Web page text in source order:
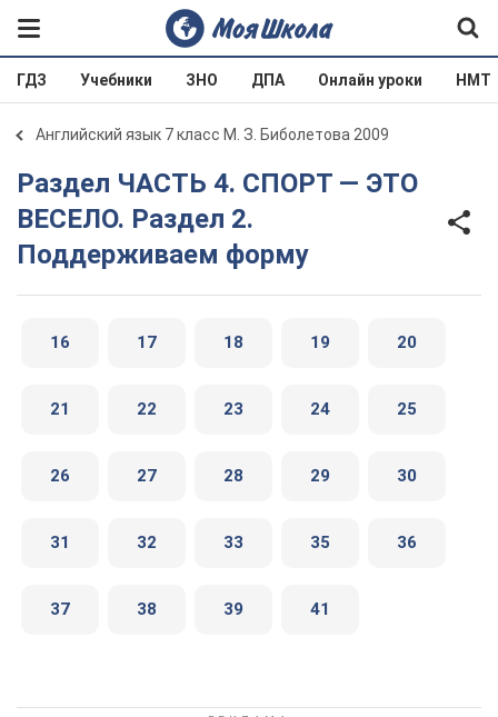
ГДЗ Учебники ЗНО ДПА Онлайн уроки НМТ
Английский язык 7 класс М. З. Биболетова 2009
Раздел ЧАСТЬ 4. СПОРТ — ЭТО
ВЕСЕЛО. Раздел 2.
Поддерживаем форму
16 17 18 19 20
21 22 23 24 25
26 27 28 29 30
31 32 33 35 36
37 38 39 41